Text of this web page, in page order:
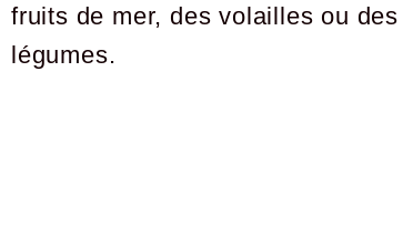
fruits de mer, des volailles ou des
légumes.